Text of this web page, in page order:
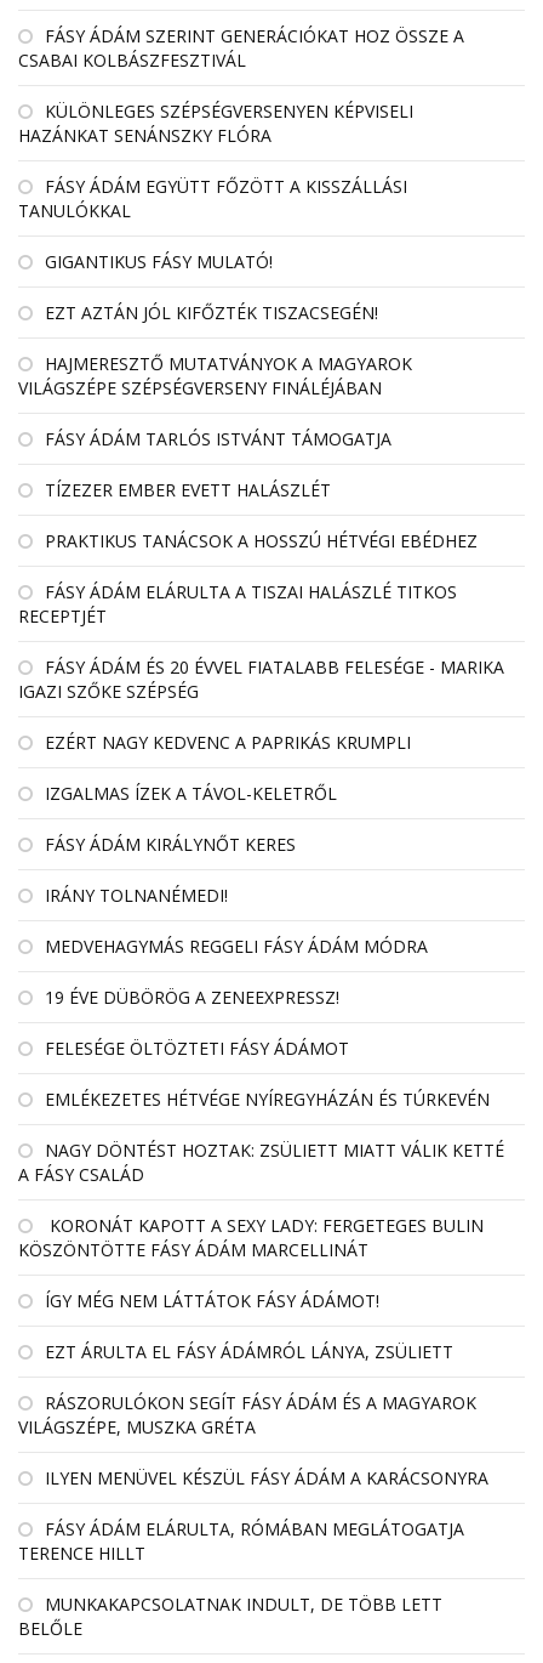
FÁSY ÁDÁM SZERINT GENERÁCIÓKAT HOZ ÖSSZE A
CSABAI KOLBÁSZFESZTIVÁL
KÜLÖNLEGES SZÉPSÉGVERSENYEN KÉPVISELI
HAZÁNKAT SENÁNSZKY FLÓRA
FÁSY ÁDÁM EGYÜTT FŐZÖTT A KISSZÁLLÁSI
TANULÓKKAL
GIGANTIKUS FÁSY MULATÓ!
EZT AZTÁN JÓL KIFŐZTÉK TISZACSEGÉN!
HAJMERESZTŐ MUTATVÁNYOK A MAGYAROK
VILÁGSZÉPE SZÉPSÉGVERSENY FINÁLÉJÁBAN
FÁSY ÁDÁM TARLÓS ISTVÁNT TÁMOGATJA
TÍZEZER EMBER EVETT HALÁSZLÉT
PRAKTIKUS TANÁCSOK A HOSSZÚ HÉTVÉGI EBÉDHEZ
FÁSY ÁDÁM ELÁRULTA A TISZAI HALÁSZLÉ TITKOS
RECEPTJÉT
FÁSY ÁDÁM ÉS 20 ÉVVEL FIATALABB FELESÉGE - MARIKA
IGAZI SZŐKE SZÉPSÉG
EZÉRT NAGY KEDVENC A PAPRIKÁS KRUMPLI
IZGALMAS ÍZEK A TÁVOL-KELETRŐL
FÁSY ÁDÁM KIRÁLYNŐT KERES
IRÁNY TOLNANÉMEDI!
MEDVEHAGYMÁS REGGELI FÁSY ÁDÁM MÓDRA
19 ÉVE DÜBÖRÖG A ZENEEXPRESSZ!
FELESÉGE ÖLTÖZTETI FÁSY ÁDÁMOT
EMLÉKEZETES HÉTVÉGE NYÍREGYHÁZÁN ÉS TÚRKEVÉN
NAGY DÖNTÉST HOZTAK: ZSÜLIETT MIATT VÁLIK KETTÉ
A FÁSY CSALÁD
KORONÁT KAPOTT A SEXY LADY: FERGETEGES BULIN
KÖSZÖNTÖTTE FÁSY ÁDÁM MARCELLINÁT
ÍGY MÉG NEM LÁTTÁTOK FÁSY ÁDÁMOT!
EZT ÁRULTA EL FÁSY ÁDÁMRÓL LÁNYA, ZSÜLIETT
RÁSZORULÓKON SEGÍT FÁSY ÁDÁM ÉS A MAGYAROK
VILÁGSZÉPE, MUSZKA GRÉTA
ILYEN MENÜVEL KÉSZÜL FÁSY ÁDÁM A KARÁCSONYRA
FÁSY ÁDÁM ELÁRULTA, RÓMÁBAN MEGLÁTOGATJA
TERENCE HILLT
MUNKAKAPCSOLATNAK INDULT, DE TÖBB LETT
BELŐLE